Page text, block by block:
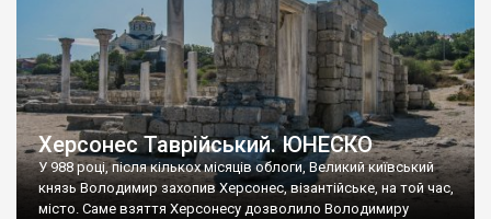
Херсонес Таврійський. ЮНЕСКО
У 988 році, після кількох місяців облоги, Великий київський
князь Володимир захопив Херсонес, візантійське, на той час,
місто. Саме взяття Херсонесу дозволило Володимиру